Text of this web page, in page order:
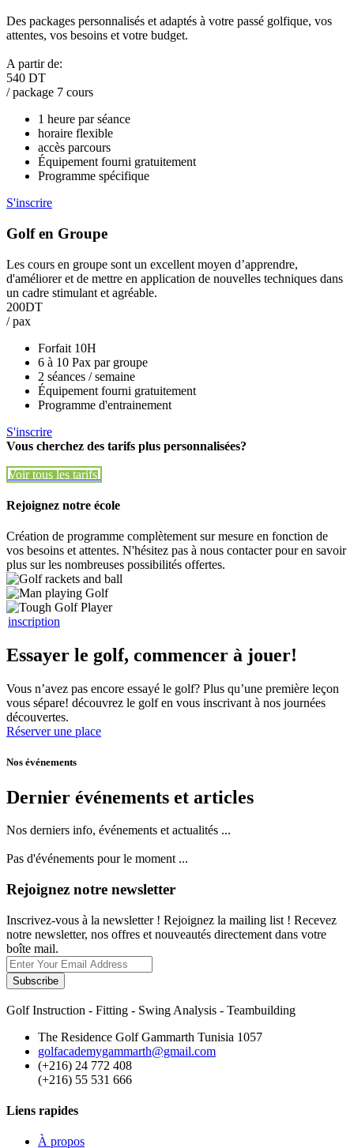
Des packages personnalisés et adaptés à votre passé golfique, vos
attentes, vos besoins et votre budget.
A partir de:
540 DT
/ package 7 cours
1 heure par séance
horaire flexible
accès parcours
Équipement fourni gratuitement
Programme spécifique
S'inscrire
Golf en Groupe
Les cours en groupe sont un excellent moyen d’apprendre,
d'améliorer et de mettre en application de nouvelles techniques dans
un cadre stimulant et agréable.
200DT
/ pax
Forfait 10H
6 à 10 Pax par groupe
2 séances / semaine
Équipement fourni gratuitement
Programme d'entrainement
S'inscrire
Vous cherchez des tarifs plus personnalisées?
Voir tous les tarifs
Rejoignez notre école
Création de programme complètement sur mesure en fonction de
vos besoins et attentes. N'hésitez pas à nous contacter pour en savoir
plus sur les nombreuses possibilités offertes.
inscription
Essayer le golf, commencer à jouer!
Vous n’avez pas encore essayé le golf? Plus qu’une première leçon
vous sépare! découvrez le golf en vous inscrivant à nos journées
découvertes.
Réserver une place
Nos événements
Dernier événements et articles
Nos derniers info, événements et actualités ...
Pas d'événements pour le moment ...
Rejoignez notre newsletter
Inscrivez-vous à la newsletter ! Rejoignez la mailing list ! Recevez
notre newsletter, nos offres et nouveautés directement dans votre
boîte mail.
Subscribe
Golf Instruction - Fitting - Swing Analysis - Teambuilding
The Residence Golf Gammarth Tunisia 1057
golfacademygammarth@gmail.com
(+216) 24 772 408
(+216) 55 531 666
Liens rapides
À propos